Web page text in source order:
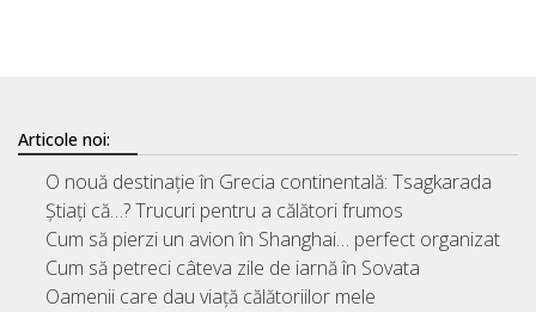
Articole noi:
O nouă destinație în Grecia continentală: Tsagkarada
Știați că…? Trucuri pentru a călători frumos
Cum să pierzi un avion în Shanghai… perfect organizat
Cum să petreci câteva zile de iarnă în Sovata
Oamenii care dau viață călătoriilor mele